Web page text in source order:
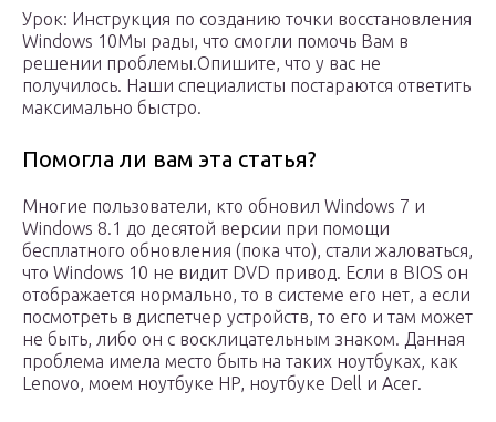
Урок: Инструкция по созданию точки восстановления
Windows 10Мы рады, что смогли помочь Вам в
решении проблемы.Опишите, что у вас не
получилось. Наши специалисты постараются ответить
максимально быстро.
Помогла ли вам эта статья?
Многие пользователи, кто обновил Windows 7 и
Windows 8.1 до десятой версии при помощи
бесплатного обновления (пока что), стали жаловаться,
что Windows 10 не видит DVD привод. Если в BIOS он
отображается нормально, то в системе его нет, а если
посмотреть в диспетчер устройств, то его и там может
не быть, либо он с восклицательным знаком. Данная
проблема имела место быть на таких ноутбуках, как
Lenovo, моем ноутбуке HP, ноутбуке Dell и Acer.